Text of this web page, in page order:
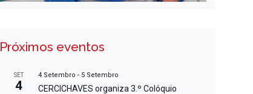
Próximos eventos
SET
4
4 Setembro - 5 Setembro
CERCICHAVES organiza 3.º Colóquio